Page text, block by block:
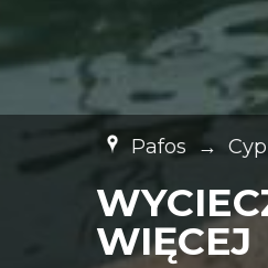
Pafos →
WIĘCEJ